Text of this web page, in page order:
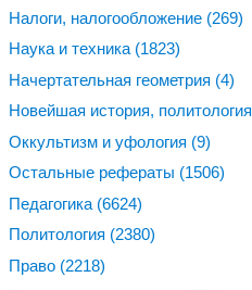
Налоги, налогообложение (269)
Наука и техника (1823)
Начертательная геометрия (4)
Новейшая история, политология
Оккультизм и уфология (9)
Остальные рефераты (1506)
Педагогика (6624)
Политология (2380)
Право (2218)